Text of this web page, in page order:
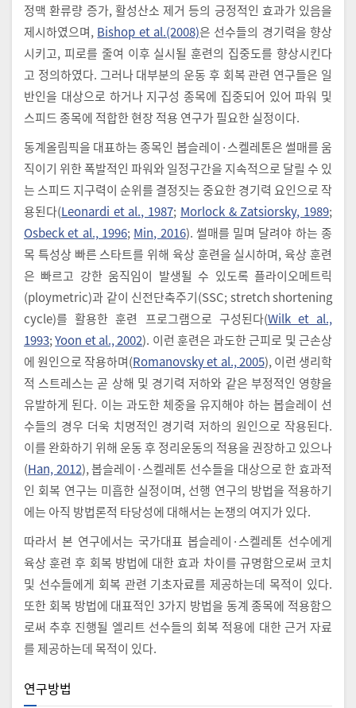
정맥 환류량 증가, 활성산소 제거 등의 긍정적인 효과가 있음을
제시하였으며, Bishop et al.(2008)은 선수들의 경기력을 향상
시키고, 피로를 줄여 이후 실시될 훈련의 집중도를 향상시킨다
고 정의하였다. 그러나 대부분의 운동 후 회복 관련 연구들은 일
반인을 대상으로 하거나 지구성 종목에 집중되어 있어 파워 및
스피드 종목에 적합한 현장 적용 연구가 필요한 실정이다.
동계올림픽을 대표하는 종목인 봅슬레이·스켈레톤은 썰매를 움
직이기 위한 폭발적인 파워와 일정구간을 지속적으로 달릴 수 있
는 스피드 지구력이 순위를 결정짓는 중요한 경기력 요인으로 작
용된다(Leonardi et al., 1987; Morlock & Zatsiorsky, 1989;
Osbeck et al., 1996; Min, 2016). 썰매를 밀며 달려야 하는 종
목 특성상 빠른 스타트를 위해 육상 훈련을 실시하며, 육상 훈련
은 빠르고 강한 움직임이 발생될 수 있도록 플라이오메트릭
(ploymetric)과 같이 신전단축주기(SSC; stretch shortening
cycle)를 활용한 훈련 프로그램으로 구성된다(Wilk et al.,
1993;Yoon et al., 2002). 이런 훈련은 과도한 근피로 및 근손상
에 원인으로 작용하며(Romanovsky et al., 2005), 이런 생리학
적 스트레스는 곧 상해 및 경기력 저하와 같은 부정적인 영향을
유발하게 된다. 이는 과도한 체중을 유지해야 하는 봅슬레이 선
수들의 경우 더욱 치명적인 경기력 저하의 원인으로 작용된다.
이를 완화하기 위해 운동 후 정리운동의 적용을 권장하고 있으나
(Han, 2012), 봅슬레이·스켈레톤 선수들을 대상으로 한 효과적
인 회복 연구는 미흡한 실정이며, 선행 연구의 방법을 적용하기
에는 아직 방법론적 타당성에 대해서는 논쟁의 여지가 있다.
따라서 본 연구에서는 국가대표 봅슬레이·스켈레톤 선수에게
육상 훈련 후 회복 방법에 대한 효과 차이를 규명함으로써 코치
및 선수들에게 회복 관련 기초자료를 제공하는데 목적이 있다.
또한 회복 방법에 대표적인 3가지 방법을 동계 종목에 적용함으
로써 추후 진행될 엘리트 선수들의 회복 적용에 대한 근거 자료
를 제공하는데 목적이 있다.
연구방법